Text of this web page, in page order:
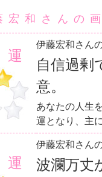
宏和さんの
運
伊藤宏和さん
自信過剰
意。
あなたの人生
運となり、主
運
伊藤宏和さん
波瀾万丈